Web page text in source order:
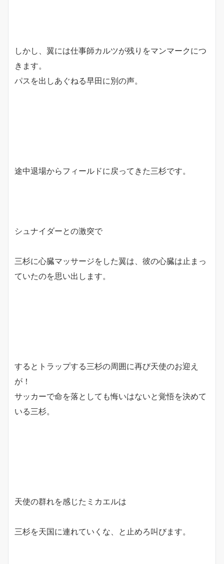
しかし、翼には仕事師カルツが残りをマンマークにつ
きます。
パスを出しあぐねる早田に別の声。
途中退場からフィールドに戻ってきた三杉です。
シュナイダーとの激突で
三杉に心臓マッサージをした翼は、彼の心臓は止まっ
ていたのを思い出します。
するとトラップする三杉の周囲に再び天使のお迎え
が！
サッカーで命を落としても悔いはないと覚悟を決めて
いる三杉。
天使の群れを感じたミカエルは
三杉を天国に連れていくな、と止めろ叫びます。